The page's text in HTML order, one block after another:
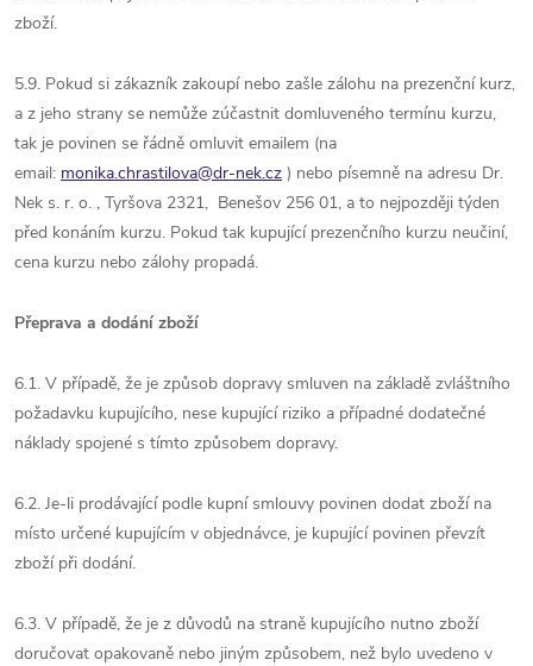
zboží.
5.9. Pokud si zákazník zakoupí nebo zašle zálohu na prezenční kurz,
a z jeho strany se nemůže zúčastnit domluveného termínu kurzu,
tak je povinen se řádně omluvit emailem (na
email: monika.chrastilova@dr-nek.cz ) nebo písemně na adresu Dr.
Nek s. r. o. , Tyršova 2321, Benešov 256 01, a to nejpozději týden
před konáním kurzu. Pokud tak kupující prezenčního kurzu neučiní,
cena kurzu nebo zálohy propadá.
Přeprava a dodání zboží
6.1. V případě, že je způsob dopravy smluven na základě zvláštního
požadavku kupujícího, nese kupující riziko a případné dodatečné
náklady spojené s tímto způsobem dopravy.
6.2. Je-li prodávající podle kupní smlouvy povinen dodat zboží na
místo určené kupujícím v objednávce, je kupující povinen převzít
zboží při dodání.
6.3. V případě, že je z důvodů na straně kupujícího nutno zboží
doručovat opakovaně nebo jiným způsobem, než bylo uvedeno v